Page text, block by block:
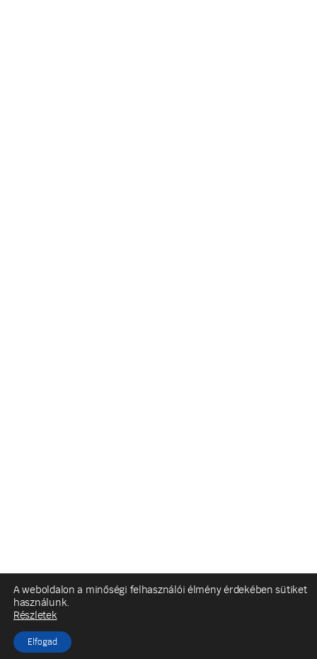
A weboldalon a minőségi felhasználói élmény érdekében sütiket
használunk.
Részletek
Elfogad